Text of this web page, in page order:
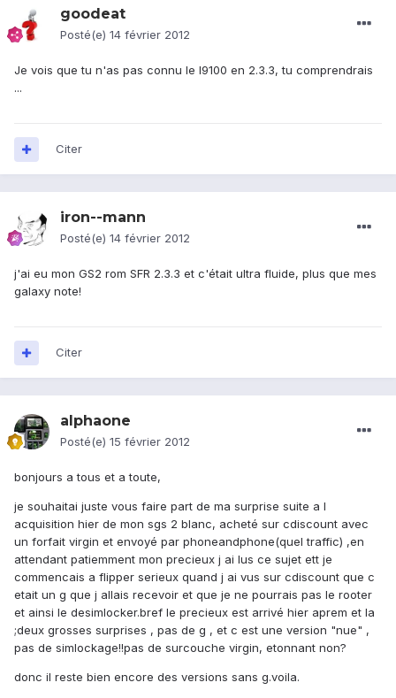
goodeat
Posté(e) 14 février 2012
Je vois que tu n'as pas connu le I9100 en 2.3.3, tu comprendrais
...
Citer
iron--mann
Posté(e) 14 février 2012
j'ai eu mon GS2 rom SFR 2.3.3 et c'était ultra fluide, plus que mes
galaxy note!
Citer
alphaone
Posté(e) 15 février 2012
bonjours a tous et a toute,
je souhaitai juste vous faire part de ma surprise suite a l
acquisition hier de mon sgs 2 blanc, acheté sur cdiscount avec
un forfait virgin et envoyé par phoneandphone(quel traffic) ,en
attendant patiemment mon precieux j ai lus ce sujet ett je
commencais a flipper serieux quand j ai vus sur cdiscount que c
etait un g que j allais recevoir et que je ne pourrais pas le rooter
et ainsi le desimlocker.bref le precieux est arrivé hier aprem et la
;deux grosses surprises , pas de g , et c est une version "nue" ,
pas de simlockage!!pas de surcouche virgin, etonnant non?
donc il reste bien encore des versions sans g.voila.